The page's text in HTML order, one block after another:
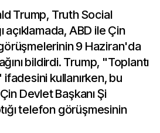
Trump, Truth Social
açıklamada, ABD ile Çin
9 Haziran'da
bildirdi. Trump, "Toplantı
kullanırken, bu
Devlet Başkanı Şi
telefon görüşmesinin